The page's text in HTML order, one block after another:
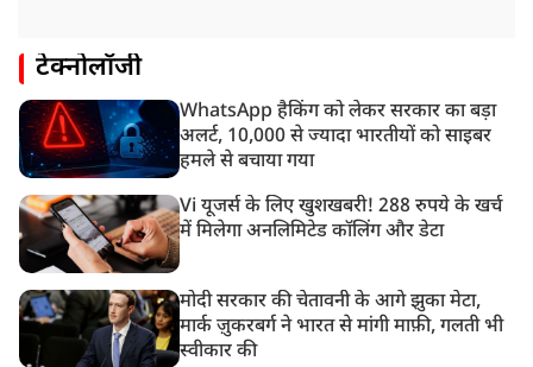
टेक्नोलॉजी
WhatsApp हैकिंग को लेकर सरकार का बड़ा
अलर्ट, 10,000 से ज्यादा भारतीयों को साइबर
हमले से बचाया गया
Vi यूजर्स के लिए खुशखबरी! 288 रुपये के खर्च
में मिलेगा अनलिमिटेड कॉलिंग और डेटा
मोदी सरकार की चेतावनी के आगे झुका मेटा,
मार्क ज़ुकरबर्ग ने भारत से मांगी माफ़ी, गलती भी
स्वीकार की